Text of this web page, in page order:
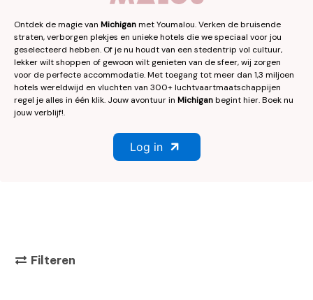
Ontdek de magie van Michiganmet Youmalou. Verken de bruisende
straten, verborgen plekjes en unieke hotels die we speciaal voor jou
geselecteerd hebben. Of je nu houdt van een stedentrip vol cultuur,
lekker wilt shoppen of gewoon wilt genieten van de sfeer, wij zorgen
voor de perfecte accommodatie. Met toegang tot meer dan 1,3 miljoen
hotels wereldwijd en vluchten van 300+ luchtvaartmaatschappijen
regel je alles in één klik. Jouw avontuur in Michiganbegint hier. Boek nu
jouw verblijf!.
Log in
Filteren